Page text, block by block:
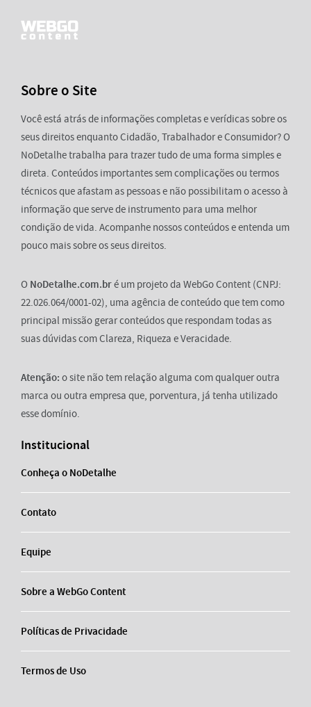
Sobre o Site
Você está atrás de informações completas e verídicas sobre os
seus direitos enquanto Cidadão, Trabalhador e Consumidor? O
NoDetalhe trabalha para trazer tudo de uma forma simples e
direta. Conteúdos importantes sem complicações ou termos
técnicos que afastam as pessoas e não possibilitam o acesso à
informação que serve de instrumento para uma melhor
condição de vida. Acompanhe nossos conteúdos e entenda um
pouco mais sobre os seus direitos.
O NoDetalhe.com.bré um projeto da WebGo Content (CNPJ:
22.026.064/0001-02), uma agência de conteúdo que tem como
principal missão gerar conteúdos que respondam todas as
suas dúvidas com Clareza, Riqueza e Veracidade.
Atenção: o site não tem relação alguma com qualquer outra
marca ou outra empresa que, porventura, já tenha utilizado
esse domínio.
Institucional
Conheça o NoDetalhe
Contato
Equipe
Sobre a WebGo Content
Políticas de Privacidade
Termos de Uso